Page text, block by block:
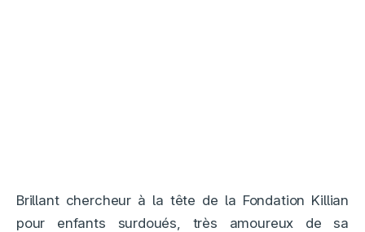
Brillant chercheur à la tête de la Fondation Killian
pour enfants surdoués, très amoureux de sa